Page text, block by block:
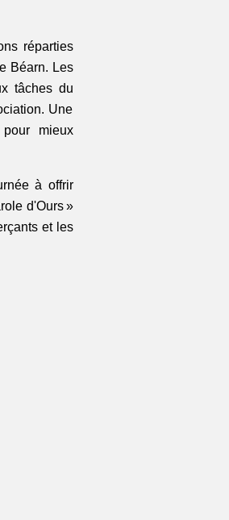
réparties
Béarn. Les
tâches du
mieux
à offrir
d'Ours »
et les